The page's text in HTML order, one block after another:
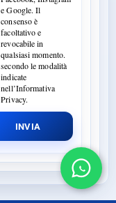
e Google. Il
consenso è
facoltativo e
revocabile in
qualsiasi momento.
secondo le modalità
indicate
nell’Informativa
Privacy.
INVIA